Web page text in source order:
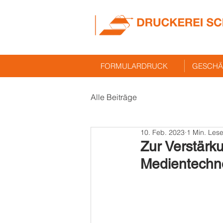
FORMULARDRUCK
Alle Beiträge
Zur
10. Feb. 2023 1 Min.